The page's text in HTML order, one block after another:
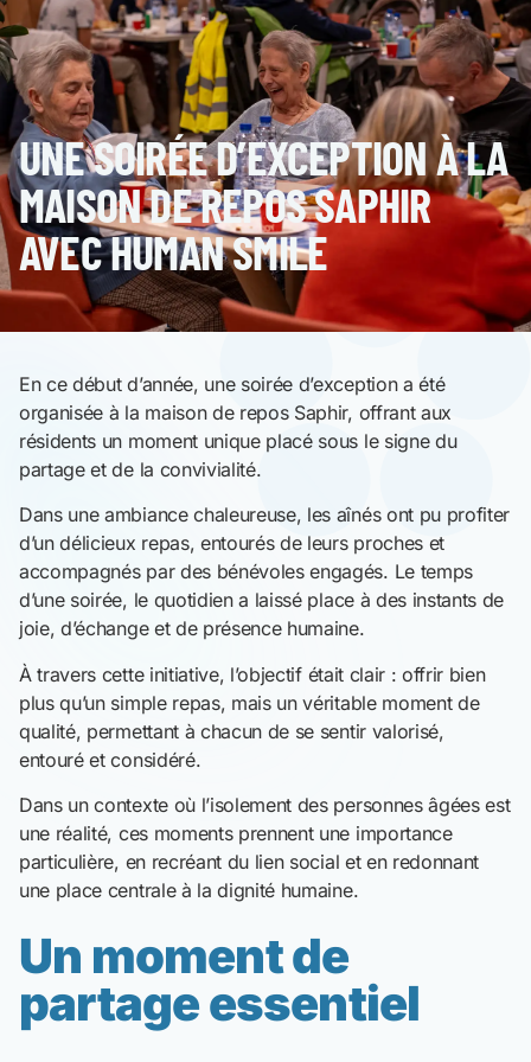
UNE SOIRÉE D’EXCEPTION À LA
MAISON DE REPOS SAPHIR
AVEC HUMAN SMILE
En ce début d’année, une soirée d’exception a été
organisée à la maison de repos Saphir, offrant aux
résidents un moment unique placé sous le signe du
partage et de la convivialité.
Dans une ambiance chaleureuse, les aînés ont pu profiter
d’un délicieux repas, entourés de leurs proches et
accompagnés par des bénévoles engagés. Le temps
d’une soirée, le quotidien a laissé place à des instants de
joie, d’échange et de présence humaine.
À travers cette initiative, l’objectif était clair : offrir bien
plus qu’un simple repas, mais un véritable moment de
qualité, permettant à chacun de se sentir valorisé,
entouré et considéré.
Dans un contexte où l’isolement des personnes âgées est
une réalité, ces moments prennent une importance
particulière, en recréant du lien social et en redonnant
une place centrale à la dignité humaine.
Un moment de
partage essentiel